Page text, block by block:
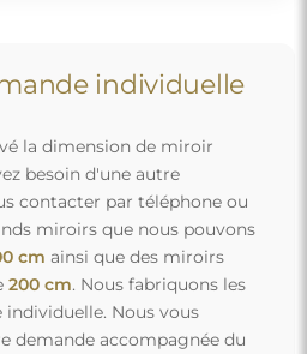
individuelle
la dimension de miroir
besoin d'une autre
contacter par téléphone ou
miroirs que nous pouvons
cm ainsi que des miroirs
200 cm. Nous fabriquons les
Nous vous
demande accompagnée du